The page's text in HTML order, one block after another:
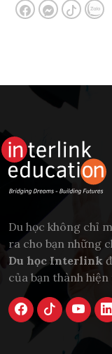
Du học không chỉ
ra cho bạn những
Du học Interlink
của bạn thành hiện